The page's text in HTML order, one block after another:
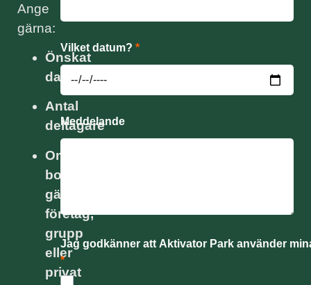
Ange
gärna:
Önskat
datum
Antal
deltagare
Om
bokningen
gäller
företag,
grupp
eller
privat
Vilket datum?*
Meddelande
Jag godkänner att Aktivator Park använder
*